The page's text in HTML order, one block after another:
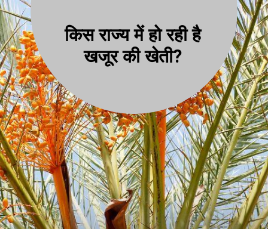
किस राज्य में हो रही है
खजूर की खेती?